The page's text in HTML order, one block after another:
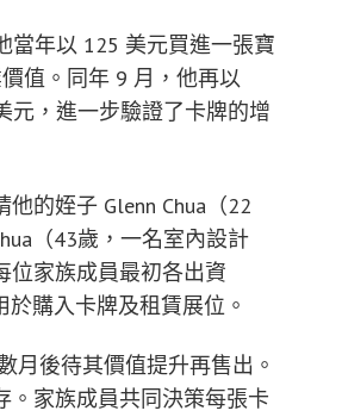
當年以 125 美元買進一張寶
值。同年 9 月，他再以
元，進一步驗證了卡牌的增
的姪子 Glenn Chua（22
（43歲，一名室內設計
位家族成員最初各出資
購入卡牌及租賃展位。
月後待其價值提升再售出。
。家族成員共同決策每張卡